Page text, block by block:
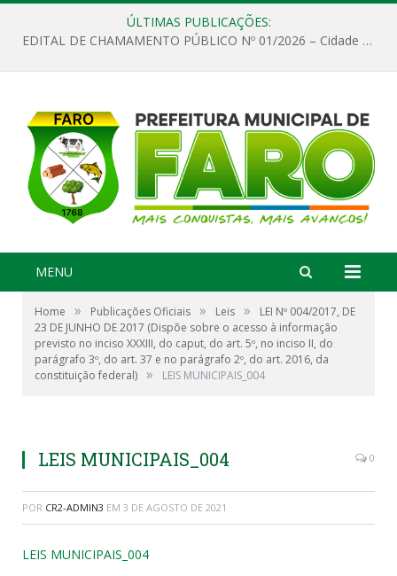
ÚLTIMAS PUBLICAÇÕES:
EDITAL DE CHAMAMENTO PÚBLICO Nº 01/2026 – Cidade de Faro
MENU
Home » Publicações Oficiais » Leis »
LEI Nº 004/2017, DE
23 DE JUNHO DE 2017 (Dispõe sobre o acesso à informação
previsto no inciso XXXIII, do caput, do art. 5º, no inciso II, do
parágrafo 3º, do art. 37 e no parágrafo 2º, do art. 2016, da
constituição federal) » LEIS MUNICIPAIS_004
LEIS MUNICIPAIS_004 0
POR CR2-ADMIN3 EM 3 DE AGOSTO DE 2021
LEIS MUNICIPAIS_004